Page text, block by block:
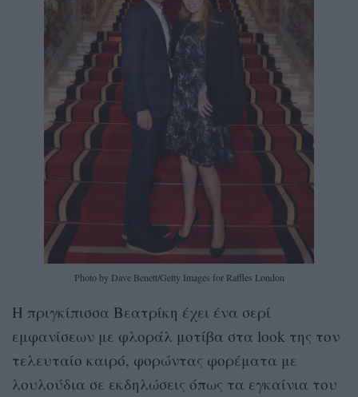
Photo by Dave Benett/Getty Images for Raffles London
Η πριγκίπισσα Βεατρίκη έχει ένα σερί
εμφανίσεων με φλοράλ μοτίβα στα look της τον
τελευταίο καιρό, φορώντας φορέματα με
λουλούδια σε εκδηλώσεις όπως τα εγκαίνια του